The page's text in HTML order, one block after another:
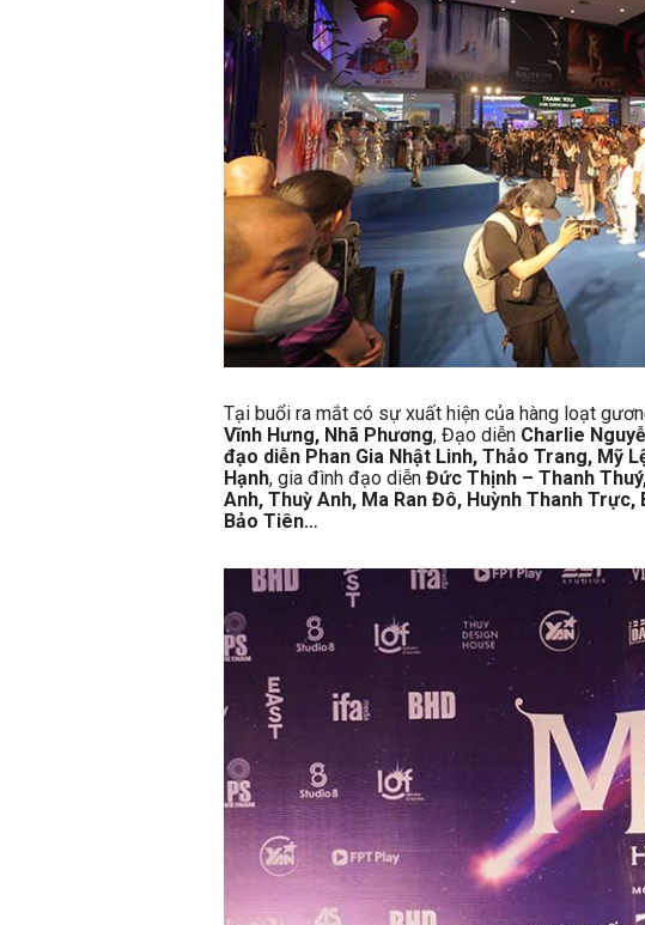
Tại buổi ra mắt có sự xuất hiện của hàng loạt
Vĩnh Hưng, Nhã Phương, Đạo diễn Charlie
đạo diễn Phan Gia Nhật Linh, Thảo Trang, Mỹ
Hạnh, gia đình đạo diễn Đức Thịnh – Thanh
Anh, Thuỳ Anh, Ma Ran Đô, Huỳnh Thanh
Bảo Tiên…